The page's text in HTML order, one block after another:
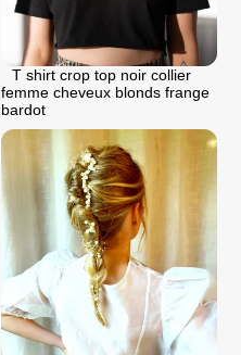
T shirt crop top noir collier
femme cheveux blonds frange
bardot